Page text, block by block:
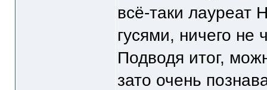
всё-таки лауреат
гусями, ничего не
Подводя итог,
зато очень